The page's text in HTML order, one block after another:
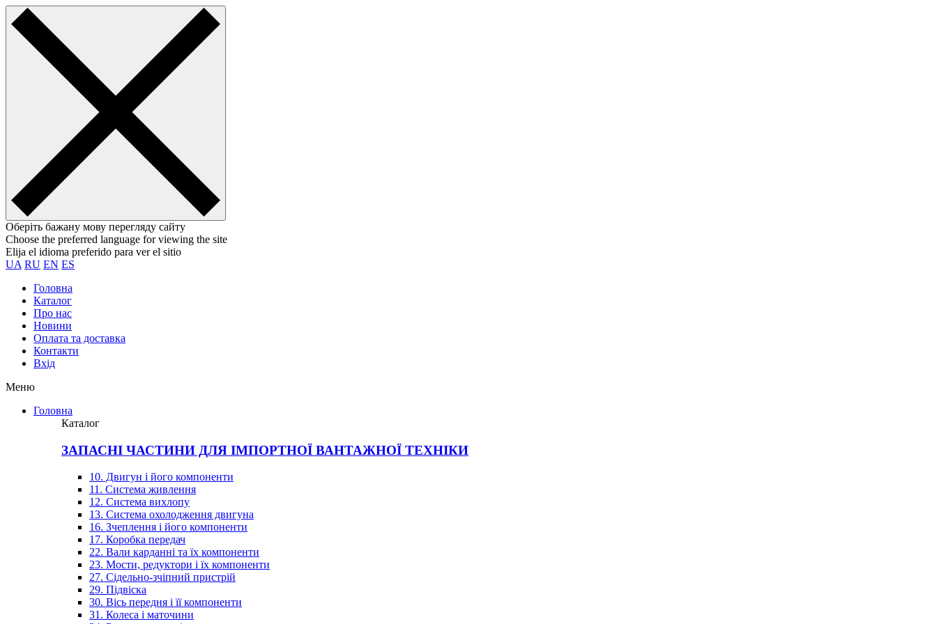
Оберіть бажану мову перегляду сайту
Choose the preferred language for viewing the site
Elija el idioma preferido para ver el sitio
UA RU EN ES
Головна
Каталог
Про нас
Новини
Оплата та доставка
Контакти
Вхiд
Меню
Головна
Каталог
ЗАПАСНІ ЧАСТИНИ ДЛЯ ІМПОРТНОЇ ВАНТАЖНОЇ ТЕХНІКИ
10. Двигун і його компоненти
11. Система живлення
12. Система вихлопу
13. Система охолодження двигуна
16. Зчеплення і його компоненти
17. Коробка передач
22. Вали карданні та їх компоненти
23. Мости, редуктори і їх компоненти
27. Сідельно-зчіпний пристрій
29. Підвіска
30. Вісь передня і її компоненти
31. Колеса і маточини